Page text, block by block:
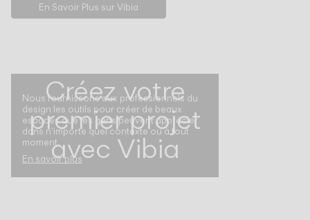
En Savoir Plus sur Vibia
Créez votre
premier projet
avec Vibia
Nous fournissons aux professionnels du
design les outils pour créer de beaux
espaces que les gens peuvent apprécier
dans n'importe quel contexte ou à tout
moment.
En savoir plus